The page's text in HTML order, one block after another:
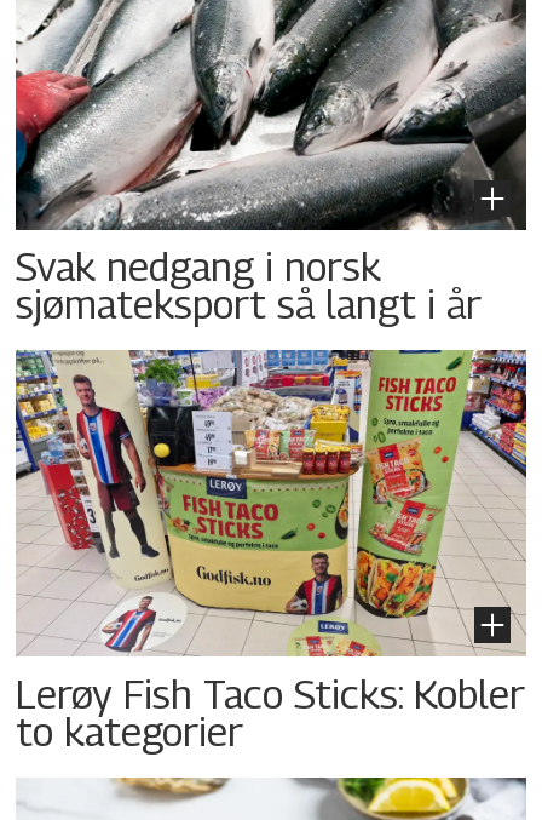
Svak nedgang i norsk
sjømateksport så langt i år
Lerøy Fish Taco Sticks: Kobler
to kategorier